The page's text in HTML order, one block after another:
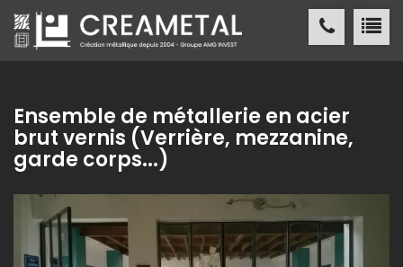
CREAMETAL Création métallique
CREAMETAL
NOSRÉALISATIONS
Ensemble de métallerie en acier
brut vernis (Verrière, mezzanine,
garde corps...)